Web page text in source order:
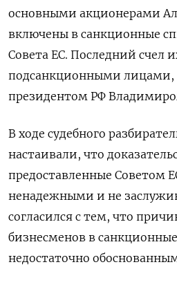
основными акционерами
включены в санкционные
Совета ЕС. Последний счел
подсанкционными лицами,
президентом РФ
В ходе судебного
настаивали, что
предоставленные Советом
ненадежными и не
согласился с тем, что
бизнесменов в
недостаточно